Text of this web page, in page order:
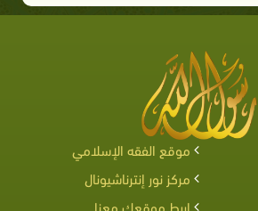
موقع الفقه الإسلامي
مركز نور إنترناشيونال
اربط موقعك معنا